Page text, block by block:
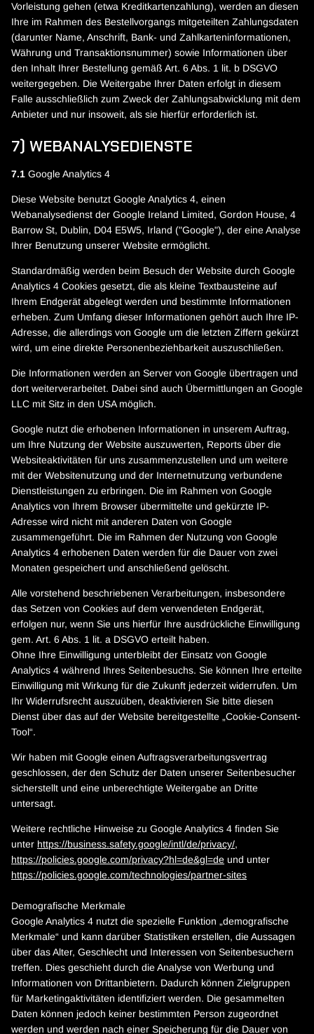
Vorleistung gehen (etwa Kreditkartenzahlung), werden an diesen
Ihre im Rahmen des Bestellvorgangs mitgeteilten Zahlungsdaten
(darunter Name, Anschrift, Bank- und Zahlkarteninformationen,
Währung und Transaktionsnummer) sowie Informationen über
den Inhalt Ihrer Bestellung gemäß Art. 6 Abs. 1 lit. b DSGVO
weitergegeben. Die Weitergabe Ihrer Daten erfolgt in diesem
Falle ausschließlich zum Zweck der Zahlungsabwicklung mit dem
Anbieter und nur insoweit, als sie hierfür erforderlich ist.
7) WEBANALYSEDIENSTE
7.1 Google Analytics 4
Diese Website benutzt Google Analytics 4, einen
Webanalysedienst der Google Ireland Limited, Gordon House, 4
Barrow St, Dublin, D04 E5W5, Irland ("Google"), der eine Analyse
Ihrer Benutzung unserer Website ermöglicht.
Standardmäßig werden beim Besuch der Website durch Google
Analytics 4 Cookies gesetzt, die als kleine Textbausteine auf
Ihrem Endgerät abgelegt werden und bestimmte Informationen
erheben. Zum Umfang dieser Informationen gehört auch Ihre IP-
Adresse, die allerdings von Google um die letzten Ziffern gekürzt
wird, um eine direkte Personenbeziehbarkeit auszuschließen.
Die Informationen werden an Server von Google übertragen und
dort weiterverarbeitet. Dabei sind auch Übermittlungen an Google
LLC mit Sitz in den USA möglich.
Google nutzt die erhobenen Informationen in unserem Auftrag,
um Ihre Nutzung der Website auszuwerten, Reports über die
Websiteaktivitäten für uns zusammenzustellen und um weitere
mit der Websitenutzung und der Internetnutzung verbundene
Dienstleistungen zu erbringen. Die im Rahmen von Google
Analytics von Ihrem Browser übermittelte und gekürzte IP-
Adresse wird nicht mit anderen Daten von Google
zusammengeführt. Die im Rahmen der Nutzung von Google
Analytics 4 erhobenen Daten werden für die Dauer von zwei
Monaten gespeichert und anschließend gelöscht.
Alle vorstehend beschriebenen Verarbeitungen, insbesondere
das Setzen von Cookies auf dem verwendeten Endgerät,
erfolgen nur, wenn Sie uns hierfür Ihre ausdrückliche Einwilligung
gem. Art. 6 Abs. 1 lit. a DSGVO erteilt haben.
Ohne Ihre Einwilligung unterbleibt der Einsatz von Google
Analytics 4 während Ihres Seitenbesuchs. Sie können Ihre erteilte
Einwilligung mit Wirkung für die Zukunft jederzeit widerrufen. Um
Ihr Widerrufsrecht auszuüben, deaktivieren Sie bitte diesen
Dienst über das auf der Website bereitgestellte „Cookie-Consent-
Tool“.
Wir haben mit Google einen Auftragsverarbeitungsvertrag
geschlossen, der den Schutz der Daten unserer Seitenbesucher
sicherstellt und eine unberechtigte Weitergabe an Dritte
untersagt.
Weitere rechtliche Hinweise zu Google Analytics 4 finden Sie
unter https://business.safety.google/intl/de/privacy/,
https://policies.google.com/privacy?hl=de&gl=de und unter
https://policies.google.com/technologies/partner-sites
Demografische Merkmale
Google Analytics 4 nutzt die spezielle Funktion „demografische
Merkmale“ und kann darüber Statistiken erstellen, die Aussagen
über das Alter, Geschlecht und Interessen von Seitenbesuchern
treffen. Dies geschieht durch die Analyse von Werbung und
Informationen von Drittanbietern. Dadurch können Zielgruppen
für Marketingaktivitäten identifiziert werden. Die gesammelten
Daten können jedoch keiner bestimmten Person zugeordnet
werden und werden nach einer Speicherung für die Dauer von